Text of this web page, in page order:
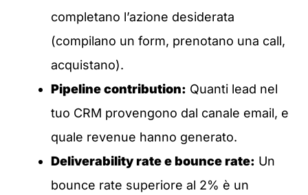
completano l’azione desiderata
(compilano un form, prenotano una call,
acquistano).
Pipeline contribution: Quanti lead nel
tuo CRM provengono dal canale email, e
quale revenue hanno generato.
Deliverability rate e bounce rate: Un
bounce rate superiore al 2% è un